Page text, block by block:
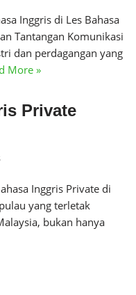
Inggris di Les Bahasa
Tantangan Komunikasi
dan perdagangan yang
More »
Private
Inggris Private di
yang terletak
bukan hanya